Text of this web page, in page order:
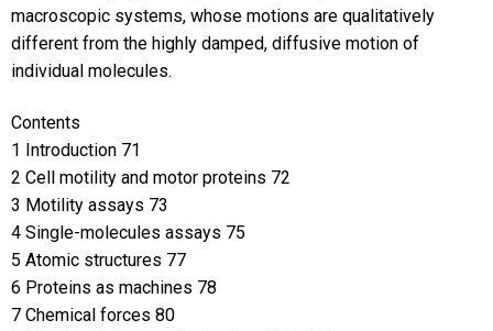
macroscopic systems, whose motions are qualitatively
different from the highly damped, diffusive motion of
individual molecules.
Contents
1 Introduction 71
2 Cell motility and motor proteins 72
3 Motility assays 73
4 Single-molecules assays 75
5 Atomic structures 77
6 Proteins as machines 78
7 Chemical forces 80